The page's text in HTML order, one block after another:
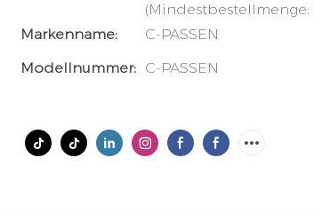
(Mindestbestellmenge:
Markenname:
C-PASSEN
Modellnummer: C-PASSEN